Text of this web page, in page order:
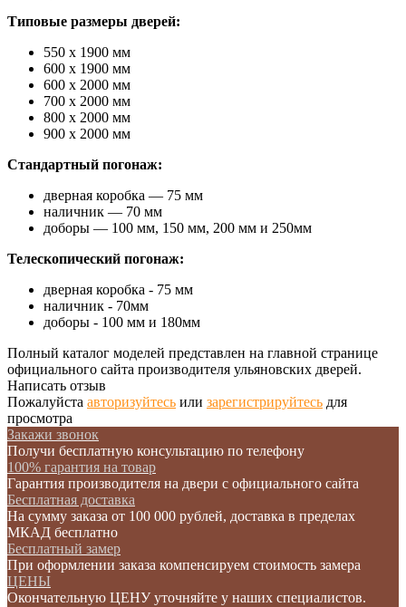
Типовые размеры дверей:
550 х 1900 мм
600 х 1900 мм
600 х 2000 мм
700 х 2000 мм
800 х 2000 мм
900 х 2000 мм
Стандартный погонаж:
дверная коробка — 75 мм
наличник — 70 мм
доборы — 100 мм, 150 мм, 200 мм и 250мм
Телескопический погонаж:
дверная коробка - 75 мм
наличник - 70мм
доборы - 100 мм и 180мм
Полный каталог моделей представлен на главной странице
официального сайта производителя ульяновских дверей.
Написать отзыв
Пожалуйста авторизуйтесь или зарегистрируйтесь для
просмотра
Закажи звонок
Получи бесплатную консультацию по телефону
100% гарантия на товар
Гарантия производителя на двери с официального сайта
Бесплатная доставка
На сумму заказа от 100 000 рублей, доставка в пределах
МКАД бесплатно
Бесплатный замер
При оформлении заказа компенсируем стоимость замера
ЦЕНЫ
Окончательную ЦЕНУ уточняйте у наших специалистов.